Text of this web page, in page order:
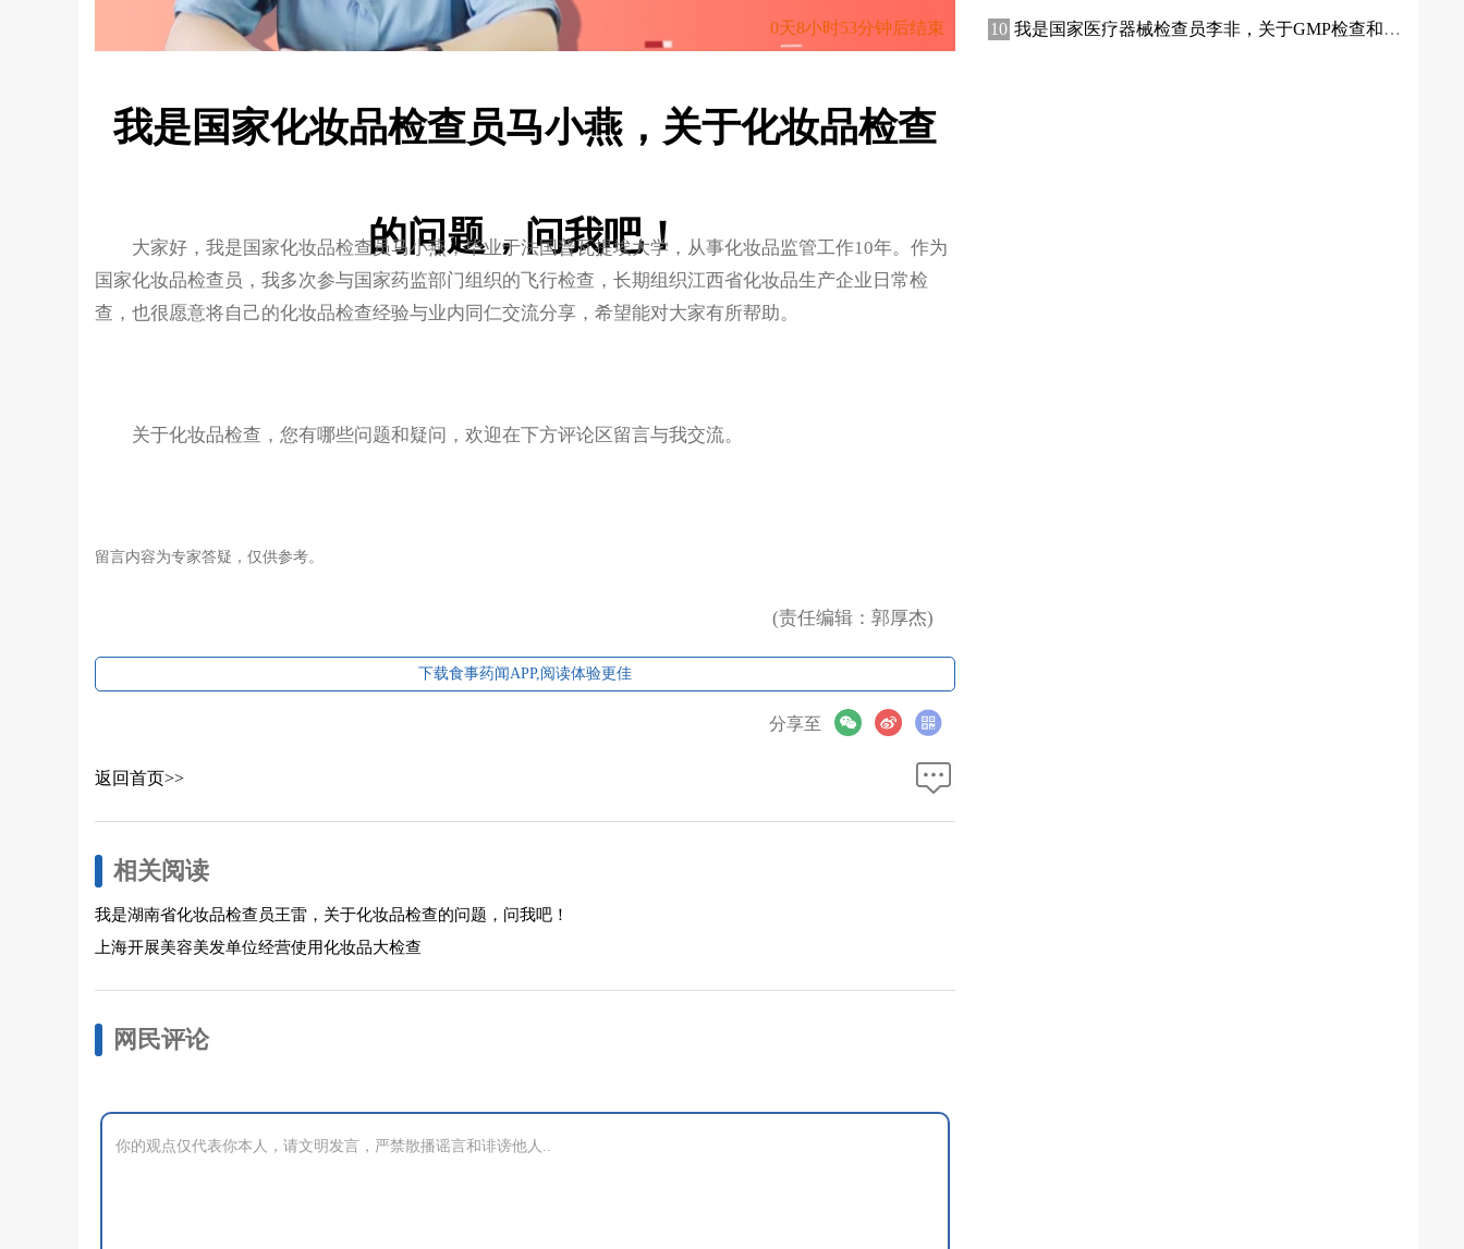
0天8小时53分钟后结束
我是国家化妆品检查员马小燕，关于化妆品检查
的问题，问我吧！
大家好，我是国家化妆品检查员马小燕，毕业于法国普瓦提埃大学，从事化妆品监管工作10年。作为
国家化妆品检查员，我多次参与国家药监部门组织的飞行检查，长期组织江西省化妆品生产企业日常检
查，也很愿意将自己的化妆品检查经验与业内同仁交流分享，希望能对大家有所帮助。
关于化妆品检查，您有哪些问题和疑问，欢迎在下方评论区留言与我交流。
留言内容为专家答疑，仅供参考。
(责任编辑：郭厚杰)
下载食事药闻APP,阅读体验更佳
分享至
返回首页>>
相关阅读
我是湖南省化妆品检查员王雷，关于化妆品检查的问题，问我吧！
上海开展美容美发单位经营使用化妆品大检查
网民评论
我是国家医疗器械检查员李非，关于GMP检查和注册体系核查，问我吧！